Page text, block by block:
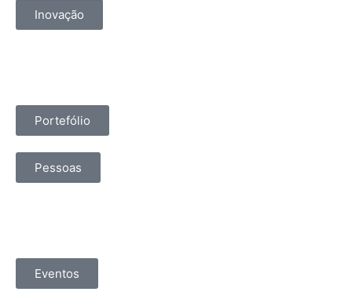
Inovação
Portefólio
Pessoas
Eventos